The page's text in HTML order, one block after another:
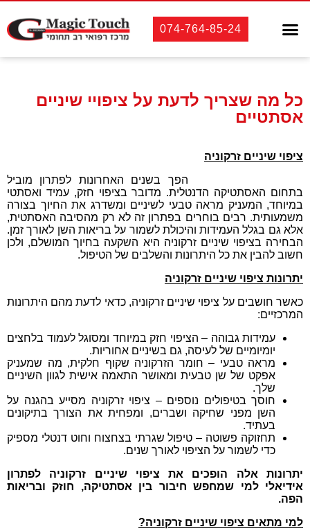
074-764-85-24
כל מה שצריך לדעת על ציפויי שיניים
אסתטיים
ציפוי שיניים זרקוניה
הפך בשנים האחרונות לפתרון מוביל
בתחום האסתטיקה הדנטלית. מדובר בציפוי חזק, עמיד ואסתטי
במיוחד, המעניק מראה טבעי לשיניים ומשדרג את החיוך בצורה
משמעותית. רבים בוחרים בפתרון זה לא רק מהסיבה האסתטית,
אלא גם בגלל העמידות והיכולת לשמור על בריאות השן לאורך זמן.
הבחירה בציפוי שיניים זרקוניה היא השקעה בחיוך המושלם, ולכן
חשוב להבין את כל היתרונות והשלבים של הטיפול.
יתרונות ציפוי שיניים זרקוניה
כאשר חושבים על ציפוי שיניים זרקוניה, כדאי לדעת מהם היתרונות
המרכזיים:
עמידות גבוהה – הציפוי חזק במיוחד ומסוגל לעמוד בלחצים
יומיומיים של לעיסה, גם בשיניים אחוריות.
מראה טבעי – חומר הזרקוניה שקוף חלקית, מה שמעניק
אפקט של שן טבעית ומאושר התאמה אישית לגוון השיניים
שלך.
חוסך בטיפולים נוספים – ציפוי זרקוניה מסייע בהגנה על
השן מפני שחיקה ושברים, ומפחית את הצורך בתיקונים
בעתיד.
תחזוקה פשוטה – טיפול שגרתי בצחצוח וחוט דנטלי מספיק
כדי לשמור על הציפוי לאורך שנים.
יתרונות אלה הופכים את ציפוי שיניים זרקוניה לפתרון
אידיאלי למי שמחפש חיבור בין אסתטיקה, חוזק ובריאות
הפה.
למי מתאים ציפוי שיניים זרקוניה?